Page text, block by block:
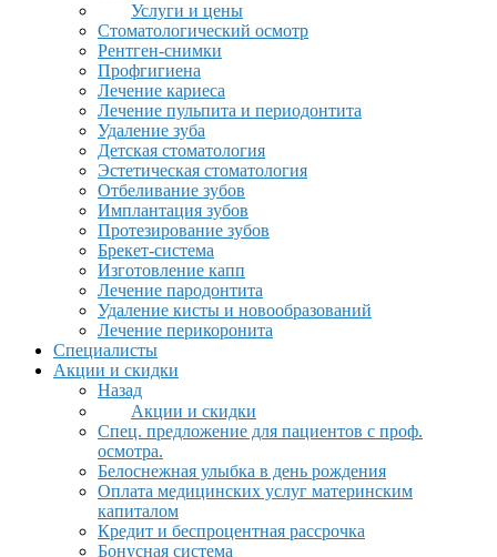
Услуги и цены
Стоматологический осмотр
Рентген-снимки
Профгигиена
Лечение кариеса
Лечение пульпита и периодонтита
Удаление зуба
Детская стоматология
Эстетическая стоматология
Отбеливание зубов
Имплантация зубов
Протезирование зубов
Брекет-система
Изготовление капп
Лечение пародонтита
Удаление кисты и новообразований
Лечение перикоронита
Специалисты
Акции и скидки
Назад
Акции и скидки
Спец. предложение для пациентов с проф.
осмотра.
Белоснежная улыбка в день рождения
Оплата медицинских услуг материнским
капиталом
Кредит и беспроцентная рассрочка
Бонусная система